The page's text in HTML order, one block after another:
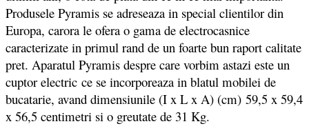
Produsele Pyramis se adreseaza in special clientilor din
Europa, carora le ofera o gama de electrocasnice
caracterizate in primul rand de un foarte bun raport calitate
pret. Aparatul Pyramis despre care vorbim astazi este un
cuptor electric ce se incorporeaza in blatul mobilei de
bucatarie, avand dimensiunile (I x L x A) (cm) 59,5 x 59,4
x 56,5 centimetri si o greutate de 31 Kg.